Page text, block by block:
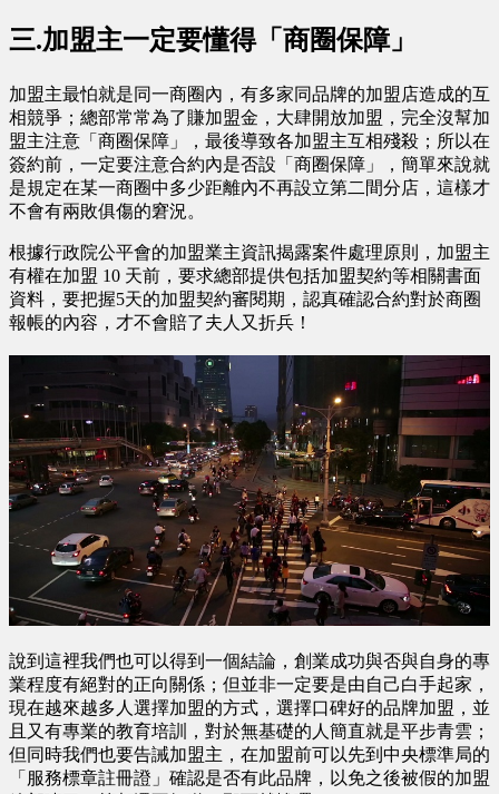
三.加盟主一定要懂得「商圈保障」
加盟主最怕就是同一商圈內，有多家同品牌的加盟店造成的互
相競爭；總部常常為了賺加盟金，大肆開放加盟，完全沒幫加
盟主注意「商圈保障」，最後導致各加盟主互相殘殺；所以在
簽約前，一定要注意合約內是否設「商圈保障」，簡單來說就
是規定在某一商圈中多少距離內不再設立第二間分店，這樣才
不會有兩敗俱傷的窘況。
根據行政院公平會的加盟業主資訊揭露案件處理原則，加盟主
有權在加盟 10 天前，要求總部提供包括加盟契約等相關書面
資料，要把握5天的加盟契約審閱期，認真確認合約對於商圈
報帳的內容，才不會賠了夫人又折兵！
說到這裡我們也可以得到一個結論，創業成功與否與自身的專
業程度有絕對的正向關係；但並非一定要是由自己白手起家，
現在越來越多人選擇加盟的方式，選擇口碑好的品牌加盟，並
且又有專業的教育培訓，對於無基礎的人簡直就是平步青雲；
但同時我們也要告誡加盟主，在加盟前可以先到中央標準局的
「服務標章註冊證」確認是否有此品牌，以免之後被假的加盟